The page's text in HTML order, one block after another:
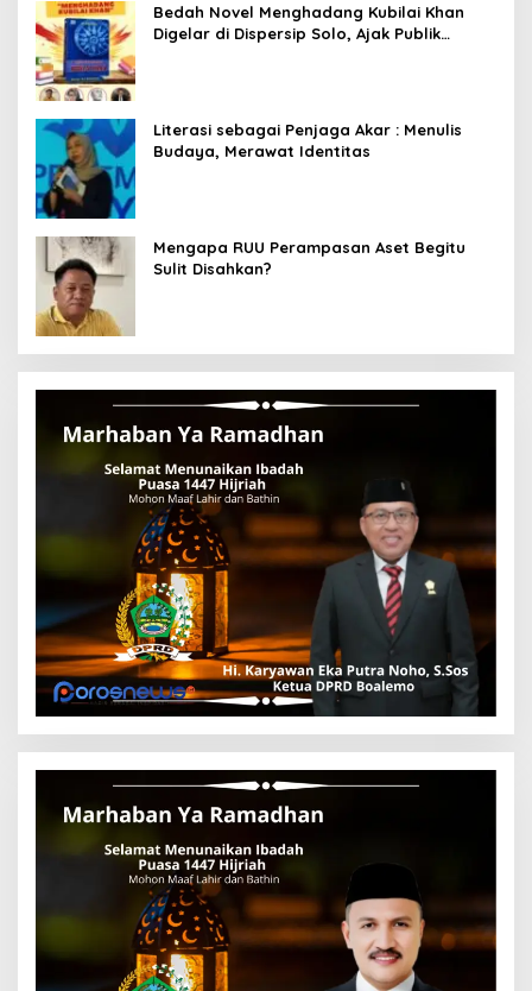
Bedah Novel Menghadang Kubilai Khan
Digelar di Dispersip Solo, Ajak Publik
Literasi sebagai Penjaga Akar : Menulis
Budaya, Merawat Identitas
Mengapa RUU Perampasan Aset Begitu
Sulit Disahkan?